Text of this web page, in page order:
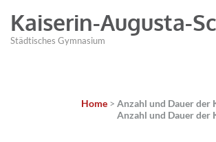
Kaiserin-Augusta-
Städtisches Gymnasium
Home > Anzahl und Dauer der
Anzahl und Dauer der